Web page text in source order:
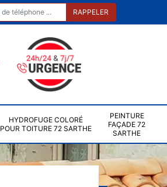
HYDROFUGE COLORÉ
POUR TOITURE 72 SARTHE
PEINTURE
FAÇADE 72
SARTHE